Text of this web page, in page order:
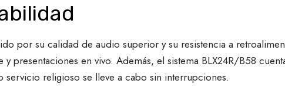
por su calidad de audio superior y su resistencia a
y presentaciones en vivo. Además, el sistema BLX24R/B58
servicio religioso se lleve a cabo sin interrupciones.